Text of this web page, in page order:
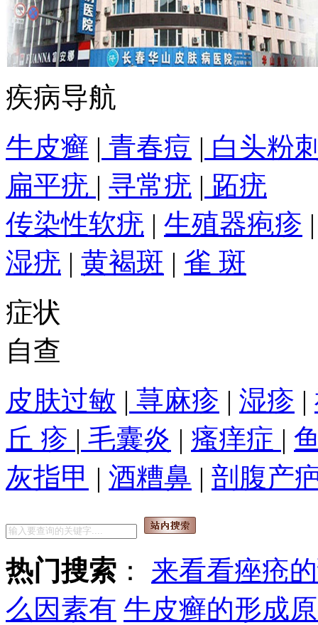
疾病导航
牛皮癣 | 青春痘 | 白头粉
扁平疣 | 寻常疣 | 跖疣
传染性软疣 | 生殖器疱疹
湿疣 | 黄褐斑 | 雀 斑
症状
自查
皮肤过敏 | 荨麻疹 | 湿疹 |
丘 疹 | 毛囊炎 | 瘙痒症 |
灰指甲 | 酒糟鼻 | 剖腹产
热门搜索 ： 来看看痤疮
么因素有 牛皮癣的形成